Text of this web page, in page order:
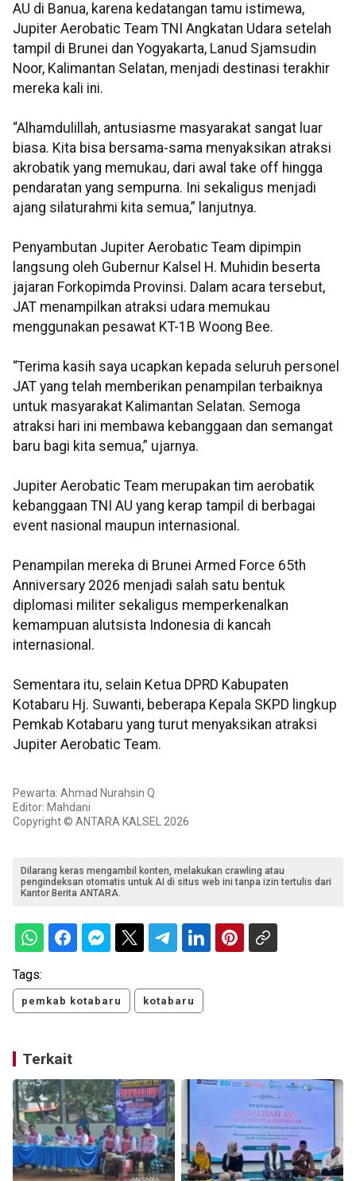
AU di Banua, karena kedatangan tamu istimewa,
Jupiter Aerobatic Team TNI Angkatan Udara setelah
tampil di Brunei dan Yogyakarta, Lanud Sjamsudin
Noor, Kalimantan Selatan, menjadi destinasi terakhir
mereka kali ini.
‎“Alhamdulillah, antusiasme masyarakat sangat luar
biasa. Kita bisa bersama-sama menyaksikan atraksi
akrobatik yang memukau, dari awal take off hingga
pendaratan yang sempurna. Ini sekaligus menjadi
ajang silaturahmi kita semua,” lanjutnya.
‎Penyambutan Jupiter Aerobatic Team dipimpin
langsung oleh Gubernur Kalsel H. Muhidin beserta
jajaran Forkopimda Provinsi. Dalam acara tersebut,
JAT menampilkan atraksi udara memukau
menggunakan pesawat KT-1B Woong Bee.
“Terima kasih saya ucapkan kepada seluruh personel
JAT yang telah memberikan penampilan terbaiknya
untuk masyarakat Kalimantan Selatan. Semoga
atraksi hari ini membawa kebanggaan dan semangat
baru bagi kita semua,” ujarnya.
‎Jupiter Aerobatic Team merupakan tim aerobatik
kebanggaan TNI AU yang kerap tampil di berbagai
event nasional maupun internasional.
Penampilan mereka di Brunei Armed Force 65th
Anniversary 2026 menjadi salah satu bentuk
diplomasi militer sekaligus memperkenalkan
kemampuan alutsista Indonesia di kancah
internasional.
Sementara itu, selain Ketua DPRD Kabupaten
Kotabaru Hj. Suwanti, beberapa Kepala SKPD lingkup
Pemkab Kotabaru yang turut menyaksikan atraksi
Jupiter Aerobatic Team.
Pewarta: Ahmad Nurahsin Q
Editor: Mahdani
Copyright © ANTARA KALSEL 2026
Dilarang keras mengambil konten, melakukan crawling atau
pengindeksan otomatis untuk AI di situs web ini tanpa izin tertulis dari
Kantor Berita ANTARA.
Tags:
pemkab kotabaru kotabaru
Terkait